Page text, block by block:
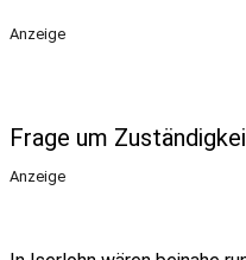
Anzeige
Frage um
Anzeige